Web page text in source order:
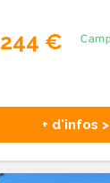
244 €
+ d'infos >